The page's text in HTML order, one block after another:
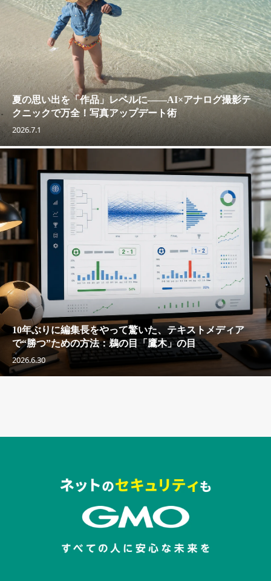
夏の思い出を「作品」レベルに——AI×アナログ撮影テ
クニックで万全！写真アップデート術
2026.7.1
10年ぶりに編集長をやって驚いた、テキストメディア
で“勝つ”ための方法：鵜の目「鷹木」の目
2026.6.30
セキュリティキャンペーンでのバナー